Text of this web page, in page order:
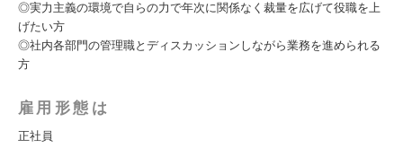
◎実力主義の環境で自らの力で年次に関係なく裁量を広げて役職を上
げたい方
◎社内各部門の管理職とディスカッションしながら業務を進められる
方
雇用形態は
正社員